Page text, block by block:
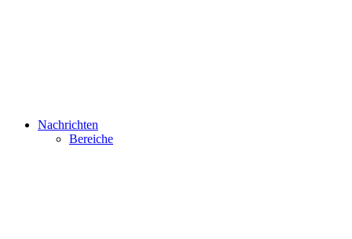
Nachrichten
Bereiche